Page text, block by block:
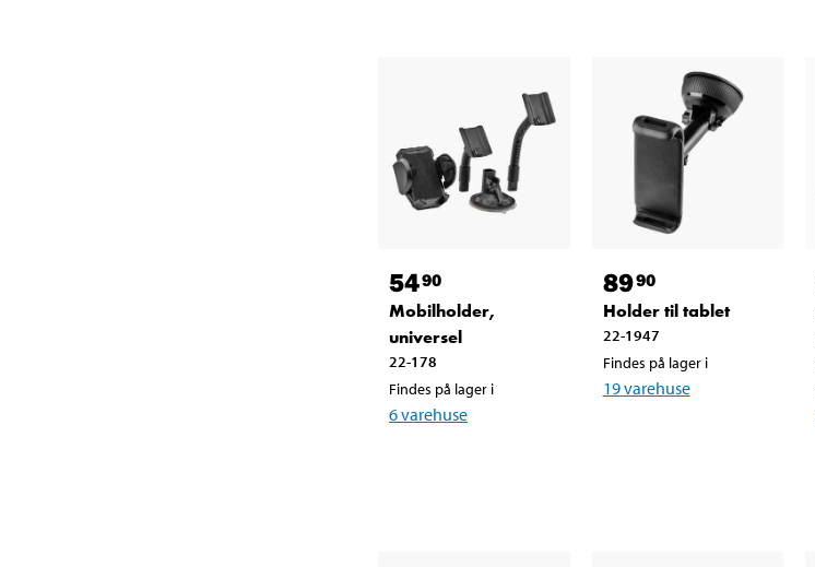
5490
Mobilholder,
universel
22-178
Findes på lager i
6varehuse
8990
Holder til tablet
22-1947
Findes på lager i
19varehuse